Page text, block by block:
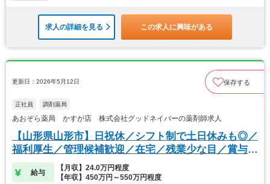
求人の詳細を見る この求人に興味がある
更新日：2026年5月12日 保存する
正社員 調剤薬局
あおぞら薬局 かすが店 株式会社グッドネイバーの薬剤師求人
【山形県山形市】日祝休／シフト制で土日休みも◎／
福利厚生／管理候補歓迎／在宅／残業少な目／賞与2
回
給与
【月収】24.0万円程度
【年収】450万円～550万円程度